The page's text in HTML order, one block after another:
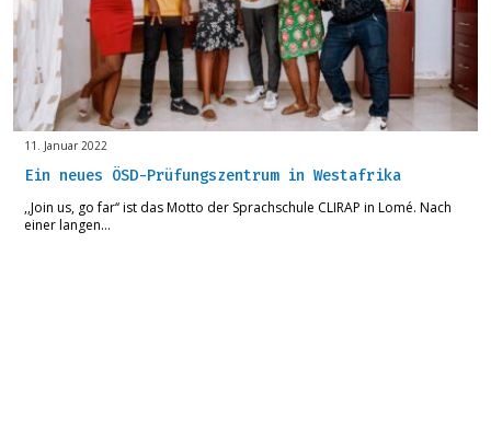
11. Januar 2022
Ein neues ÖSD-Prüfungszentrum in Westafrika
,,Join us, go far‘‘ ist das Motto der Sprachschule CLIRAP in Lomé. Nach
einer langen…